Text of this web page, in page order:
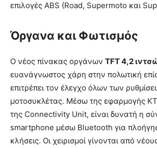
επιλογές ABS (Road, Supermoto και
Όργανα και Φωτισμός
Ο νέος πίνακας οργάνων TFT 4,2
ευανάγνωστος χάρη στην πολωτική
επιτρέπει τον έλεγχο όλων των
μοτοσυκλέτας. Μέσω της εφαρμογής
της Connectivity Unit, είναι δυνατή η
smartphone μέσω Bluetooth για
κλήσεις. Οι χειρισμοί γίνονται από